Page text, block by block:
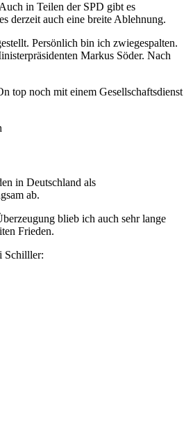
in Teilen der SPD gibt es
derzeit auch eine breite Ablehnung.
Persönlich bin ich zwiegespalten.
Markus Söder. Nach
top noch mit einem Gesellschaftsdienst
in Deutschland als
ab.
blieb ich auch sehr lange
Frieden.
Schilller: